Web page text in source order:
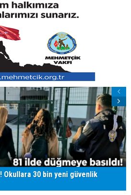
Okullara 30 bin yeni güvenlik